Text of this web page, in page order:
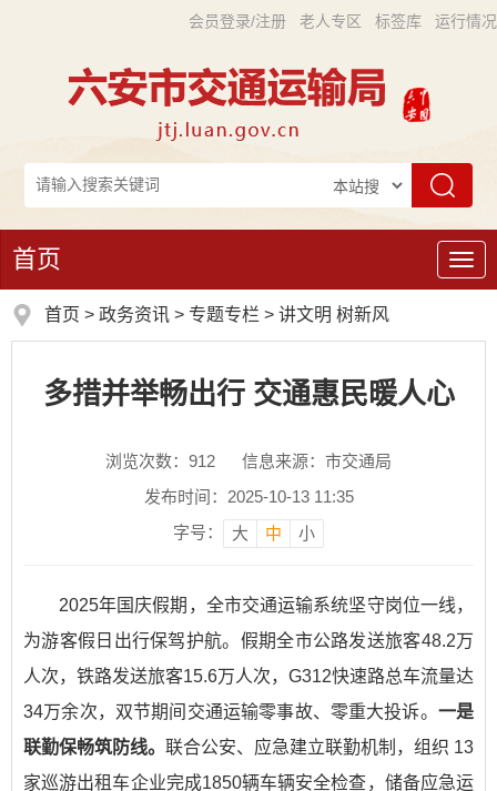
会员登录/注册 老人专区 标签库 运行情况
导
航
首页
首页 > 政务资讯 > 专题专栏 > 讲文明 树新风
多措并举畅出行 交通惠民暖人心
浏览次数： 912
信息来源：市交通局
发布时间：2025-10-13 11:35
字号：
大 中 小
2025年国庆假期，全市交通运输系统坚守岗位一线，
为游客假日出行保驾护航。假期全市公路发送旅客48.2万
人次，铁路发送旅客15.6万人次，G312快速路总车流量达
34万余次，双节期间交通运输零事故、零重大投诉。 一是
联勤保畅筑防线。 联合公安、应急建立联勤机制，组织 13
家巡游出租车企业完成1850辆车辆安全检查，储备应急运